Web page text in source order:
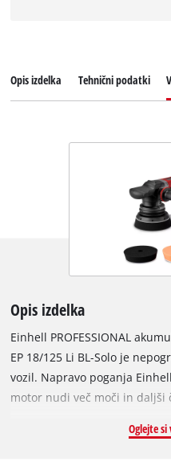
Opis izdelka Tehnični podatki
Opis izdelka
Einhell PROFESSIONAL
EP 18/125 Li BL-Solo je
vozil. Napravo poganja
motor nudi več moči in daljši
letna garancija za Brushless
Oglejte